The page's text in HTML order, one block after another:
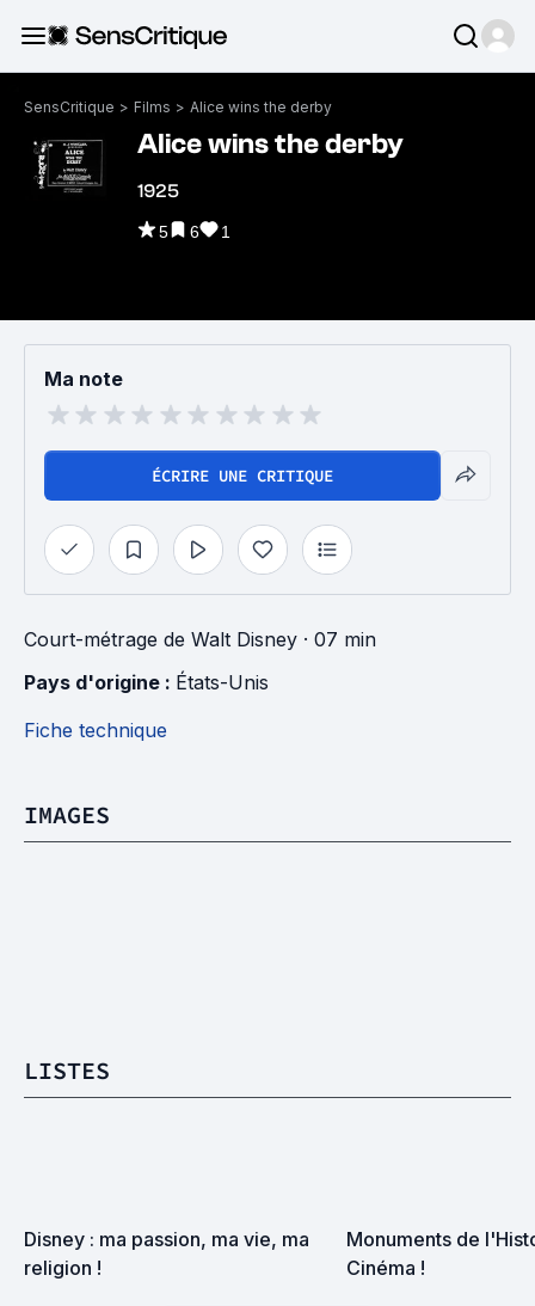
SensCritique > Films > Alice wins the derby
Alice wins the derby
1925
5 6 1
Ma note
ÉCRIRE UNE CRITIQUE
Court-métrage de Walt Disney · 07 min
Pays d'origine : États-Unis
Fiche technique
IMAGES
LISTES
Disney : ma passion, ma vie, ma
religion !
Monuments de
Cinéma !